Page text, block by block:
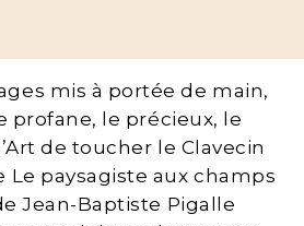
mis à portée de main,
profane, le précieux, le
de toucher le Clavecin
Le paysagiste aux champs
Jean-Baptiste Pigalle